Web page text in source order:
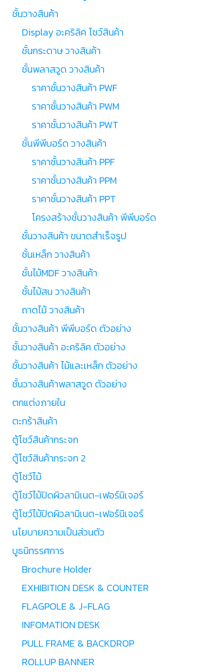
ชั้นวางสินค้า
Display อะคริลิค โชว์สินค้า
ชั้นกระดาษ วางสินค้า
ชั้นพลาสวูด วางสินค้า
ราคาชั้นวางสินค้า PWF
ราคาชั้นวางสินค้า PWM
ราคาชั้นวางสินค้า PWT
ชั้นพีพีบอร์ด วางสินค้า
ราคาชั้นวางสินค้า PPF
ราคาชั้นวางสินค้า PPM
ราคาชั้นวางสินค้า PPT
โครงสร้างชั้นวางสินค้า พีพีบอร์ด
ชั้นวางสินค้า ขนาดสำเร็จรูป
ชั้นเหล็ก วางสินค้า
ชั้นไม้MDF วางสินค้า
ชั้นไม้สน วางสินค้า
ถาดไม้ วางสินค้า
ชั้นวางสินค้า พีพีบอร์ด ตัวอย่าง
ชั้นวางสินค้า อะคริลิค ตัวอย่าง
ชั้นวางสินค้า ไม้และเหล็ก ตัวอย่าง
ชั้นวางสินค้าพลาสวูด ตัวอย่าง
ตกแต่งภายใน
ตะกร้าสินค้า
ตู้โชว์สินค้ากระจก
ตู้โชว์สินค้ากระจก 2
ตู้โชว์ไม้
ตู้โชว์ไม้ปิดผิวลามิเนต-เฟอร์นิเจอร์
ตู้โชว์ไม้ปิดผิวลามิเนต-เฟอร์นิเจอร์
นโยบายความเป็นส่วนตัว
บูธนิทรรศการ
Brochure Holder
EXHIBITION DESK & COUNTER
FLAGPOLE & J-FLAG
INFOMATION DESK
PULL FRAME & BACKDROP
ROLLUP BANNER